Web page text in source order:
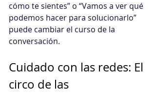
cómo te sientes” o “Vamos a ver qué
podemos hacer para solucionarlo”
puede cambiar el curso de la
conversación.
Cuidado con las redes: El
circo de las